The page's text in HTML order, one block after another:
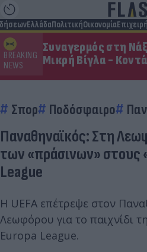
ΕλλάδαΠολιτικήΟικονομία
BREAKING
NEWS
Συναγερμός στη
Μικρή Βίγλα -
Σπορ Ποδόσφαιρο
Παναθηναϊκός: Στη
των «πράσινων» στους
League
Η UEFA επέτρεψε στον
Λεωφόρου για το παιχνίδι
Europa League.